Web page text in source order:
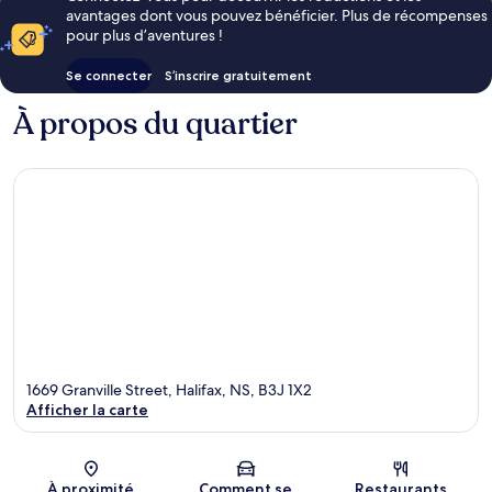
avantages dont vous pouvez bénéficier. Plus de récompenses
pour plus d’aventures !
Se connecter S’inscrire gratuitement
À propos du quartier
Carte
1669 Granville Street, Halifax, NS, B3J 1X2
Afficher la carte